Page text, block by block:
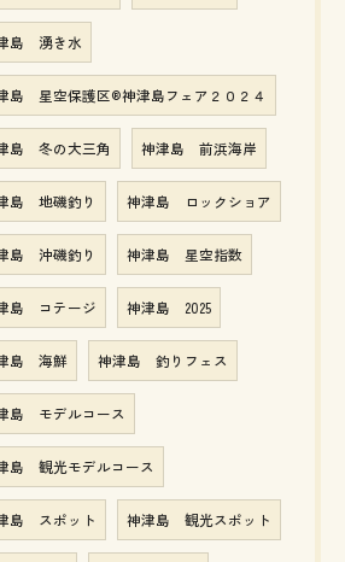
島 湧き水
島 星空保護区®神津島フェア２０２４
島 冬の大三角 神津島 前浜海岸
島 地磯釣り 神津島 ロックショア
島 沖磯釣り 神津島 星空指数
島 コテージ 神津島 2025
島 海鮮 神津島 釣りフェス
島 モデルコース
島 観光モデルコース
島 スポット 神津島 観光スポット